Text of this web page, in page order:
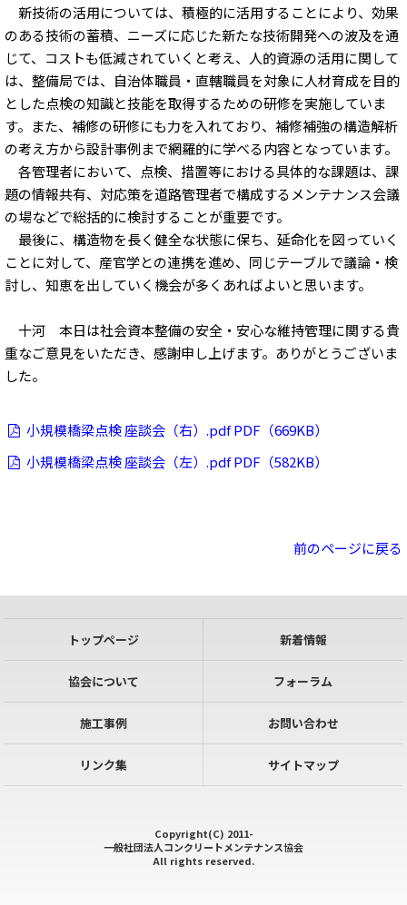
新技術の活用については、積極的に活用することにより、効果
のある技術の蓄積、ニーズに応じた新たな技術開発への波及を通
じて、コストも低減されていくと考え、人的資源の活用に関して
は、整備局では、自治体職員・直轄職員を対象に人材育成を目的
とした点検の知識と技能を取得するための研修を実施していま
す。また、補修の研修にも力を入れており、補修補強の構造解析
の考え方から設計事例まで網羅的に学べる内容となっています。
各管理者において、点検、措置等における具体的な課題は、課
題の情報共有、対応策を道路管理者で構成するメンテナンス会議
の場などで総括的に検討することが重要です。
最後に、構造物を長く健全な状態に保ち、延命化を図っていく
ことに対して、産官学との連携を進め、同じテーブルで議論・検
討し、知恵を出していく機会が多くあればよいと思います。
十河 本日は社会資本整備の安全・安心な維持管理に関する貴
重なご意見をいただき、感謝申し上げます。ありがとうございま
した。
小規模橋梁点検 座談会（右）.pdf PDF（669KB）
小規模橋梁点検 座談会（左）.pdf PDF（582KB）
前のページに戻る
トップページ 新着情報
協会について フォーラム
施工事例 お問い合わせ
リンク集 サイトマップ
Copyright(C) 2011-
一般社団法人コンクリートメンテナンス協会
All rights reserved.